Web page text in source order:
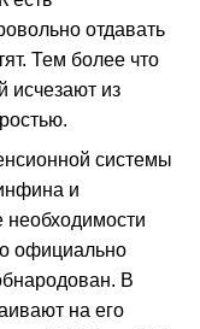
отдавать
Тем более что
исчезают из
системы
и
официально
В
на его